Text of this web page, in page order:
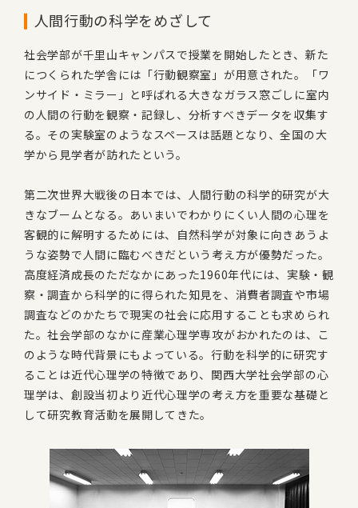
人間行動の科学をめざして
社会学部が千里山キャンパスで授業を開始したとき、新た
につくられた学舎には「行動観察室」が用意された。「ワ
ンサイド・ミラー」と呼ばれる大きなガラス窓ごしに室内
の人間の行動を観察・記録し、分析すべきデータを収集す
る。その実験室のようなスペースは話題となり、全国の大
学から見学者が訪れたという。
第二次世界大戦後の日本では、人間行動の科学的研究が大
きなブームとなる。あいまいでわかりにくい人間の心理を
客観的に解明するためには、自然科学が対象に向きあうよ
うな姿勢で人間に臨むべきだという考え方が優勢だった。
高度経済成長のただなかにあった1960年代には、実験・観
察・調査から科学的に得られた知見を、消費者調査や市場
調査などのかたちで現実の社会に応用することも求められ
た。社会学部のなかに産業心理学専攻がおかれたのは、こ
のような時代背景にもよっている。行動を科学的に研究す
ることは近代心理学の特徴であり、関西大学社会学部の心
理学は、創設当初より近代心理学の考え方を重要な基礎と
して研究教育活動を展開してきた。